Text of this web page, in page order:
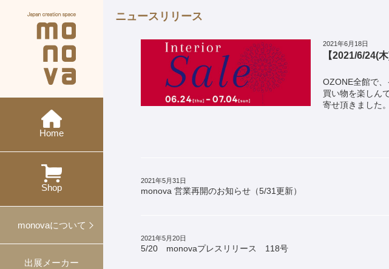
Home
Shop
monovaについて
monovaとは
プロデュース事例
出展メーカー
ニュース
現在の展示会
メーカー紹介
ニュースリリース
2021年6月18日
【2021/6/24(
OZONE全館で
買い物を楽しん
寄せ頂きました
2021年5月31日
monova 営業再開のお知らせ（5/31更新）
2021年5月20日
5/20 monovaプレスリリース 118号